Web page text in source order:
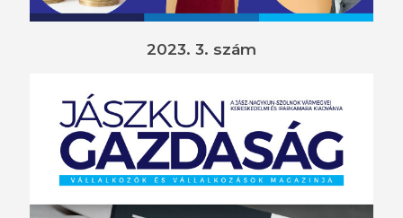
2023. 3. szám